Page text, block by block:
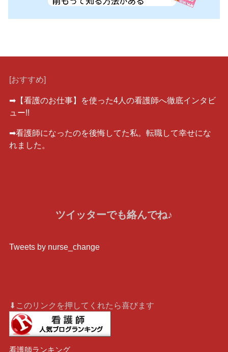
[おすすめ]
➡︎【看護のお仕事】を使った4人の看護師へ徹底インタビ
ュー!!
➡︎看護師になったのを後悔してた私。転職して幸せにな
れました。
ツイッターでも絡んでね♪
Tweets by nurse_change
⬇︎このリンクを押してくれたら喜びます
看護師ランキング